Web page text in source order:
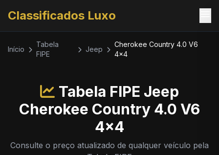
Classificados Luxo
Início
Tabela
FIPE
Jeep
Cherokee Country 4.0 V6
4x4
Tabela FIPE Jeep
Cherokee Country 4.0 V6
4x4
Consulte o preço atualizado de qualquer veículo pela